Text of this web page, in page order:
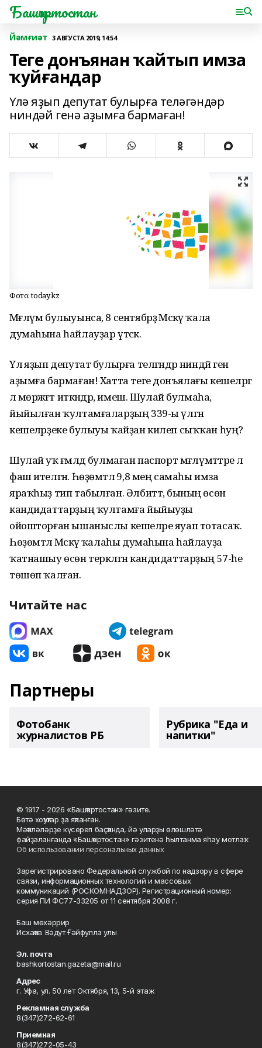
Башҡортостан
Йәмғиәт 3 АВГУСТА 2019, 14:54
Теге донъянан ҡайтып имза
ҡуйғандар
Үлә яҙып депутат булырға теләгәндәр
ниндәй генә аҙымға бармаған!
Фото: today.kz
Мәғлүм булыуынса, 8 сентябрҙә Мәскәү ҡала
думаһына һайлауҙар үтәсәк.
Үлә яҙып депутат булырға теләгәндәр ниндәй генә
аҙымға бармаған! Хатта теге донъялағы кешеләргә
лә мөрәжәғәт иткәндәр, имеш. Шулай булмаһа,
йыйылған ҡултамғаларҙың 339-ы үлгән
кешеләрҙеке булыуы ҡайҙан килеп сыҡҡан һуң?
Шулай уҡ ғәмәлдә булмаған паспорт мәғлүмәттәре лә
фаш ителгән. Һөҙөмтәлә 9,8 мең самаһы имза
яраҡһыҙ тип табылған. Әлбиттә, бының өсөн
кандидаттарҙың ҡултамға йыйыуҙы
ойошторған ышаныслы кешеләре яуап тотасаҡ.
Һөҙөмтәлә Мәскәү ҡалаһы думаһына һайлауҙа
ҡатнашыу өсөн теркәлгән кандидаттарҙың 57-һе
төшөп ҡалған.
Читайте нас
Партнеры
Фотобанк
журналистов РБ
Рубрика "Еда и
напитки"
© 1917 - 2026 «Башҡортостан» гәзите.
Бөтә хоҡуҡтар ҙа яҡланған.
Мәҡәләләрҙе күсереп баҫҡанда, йә уларҙы өлөшләтә
файҙаланғанда «Башҡортостан» гәзитенә һылтанма яһау мотлаҡ.
Об использовании персональных данных
Зарегистрировано Федеральной службой по надзору в сфере
связи, информационных технологий и массовых
коммуникаций (РОСКОМНАДЗОР). Регистрационный номер:
серия ПИ ФС77-33205 от 11 сентября 2008 г.
Баш мөхәррир
Исхаҡов Вәдүт Ғәйфулла улы
Эл. почта
bashkortostan.gazeta@mail.ru
Адрес
г. Уфа, ул. 50 лет Октября, 13, 5-й этаж
Рекламная служба
8(347)272-62-61
Приемная
8(347)272-05-43